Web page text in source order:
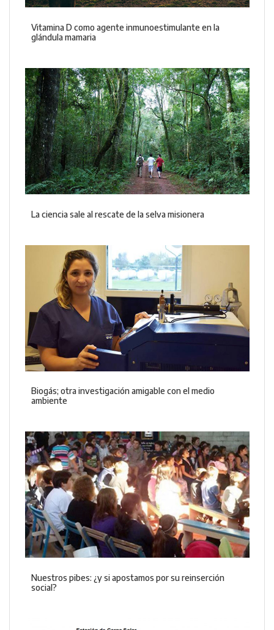
Vitamina D como agente inmunoestimulante en la
glándula mamaria
La ciencia sale al rescate de la selva misionera
Biogás; otra investigación amigable con el medio
ambiente
Nuestros pibes: ¿y si apostamos por su reinserción
social?